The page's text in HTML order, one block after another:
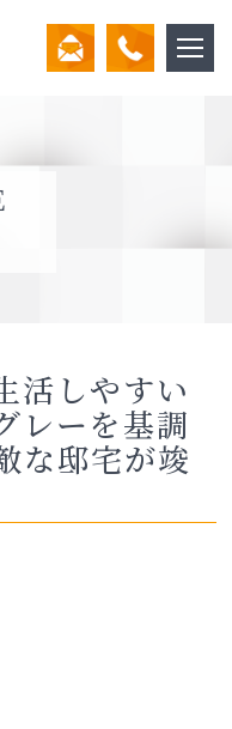
活しやすい
レーを基調
な邸宅が竣